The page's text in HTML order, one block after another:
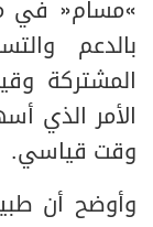
«مسام» في
بالدعم
المشتركة
الأمر الذي
وقت قياسي.
وأوضح أن